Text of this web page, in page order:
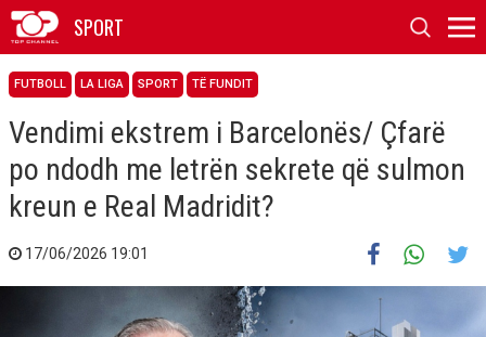
SPORT
FUTBOLL LA LIGA SPORT TË FUNDIT
Vendimi ekstrem i Barcelonës/ Çfarë
po ndodh me letrën sekrete që sulmon
kreun e Real Madridit?
17/06/2026 19:01